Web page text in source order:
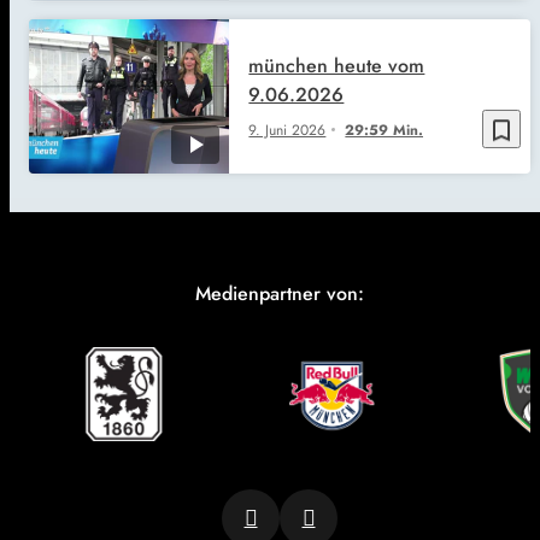
bookmark_border
9. Juni 2026 29:59 Min.
münchen heute vom
9.06.2026
Medienpartner von: